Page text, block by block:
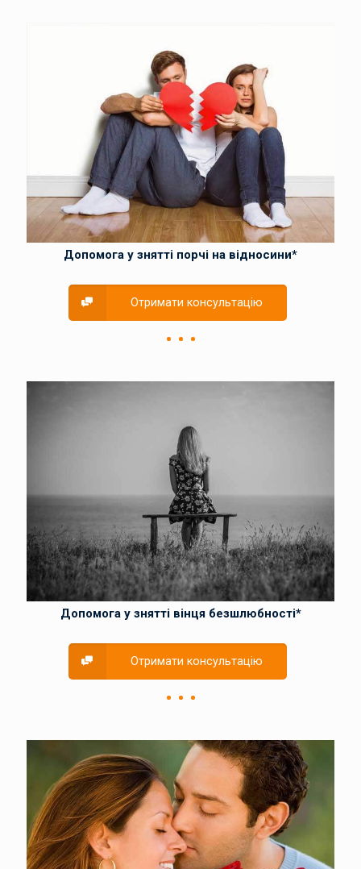
Допомога у знятті порчі на відносини*
Отримати консультацію
Допомога у знятті вінця безшлюбності*
Отримати консультацію